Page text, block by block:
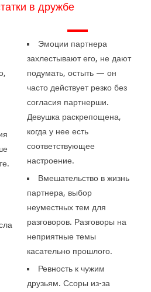
в дружбе
—
Эмоции партнера
захлестывают его, не дают
подумать, остыть — он
часто действует резко без
согласия партнерши.
Девушка раскрепощена,
когда у нее есть
соответствующее
настроение.
Вмешательство в жизнь
партнера, выбор
неуместных тем для
разговоров. Разговоры на
неприятные темы
касательно прошлого.
Ревность к чужим
друзьям. Ссоры из-за